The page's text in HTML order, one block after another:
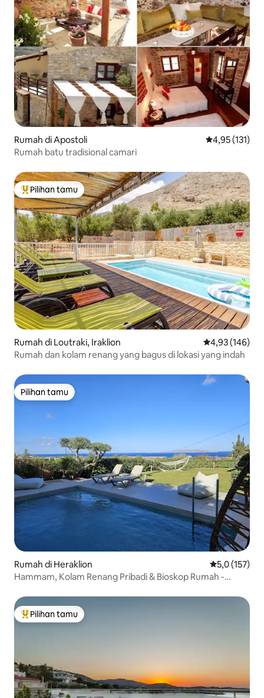
Rumah di Apostoli Nilai rata-rata
4,95 (131)
Rumah batu tradisional camari
Pilihan tamu terpopuler
Pilihan tamu
Rumah di Loutraki, Iraklion Nilai rata-rata
4,93 (146)
Rumah dan kolam renang yang bagus di lokasi yang indah
Pilihan tamu
Pilihan tamu
Rumah di Heraklion Nilai rata-
5,0 (157)
Hammam, Kolam Renang Pribadi & Bioskop Rumah -
Pilihan tamu terpopuler
Pilihan tamu